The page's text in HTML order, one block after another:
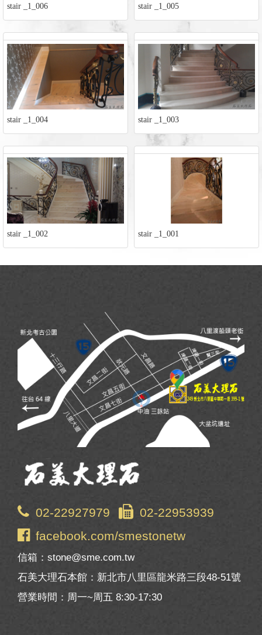
stair _1_006 stair _1_005
stair _1_004 stair _1_003
stair _1_002 stair _1_001
02-22927979
02-22953939
facebook.com/smestonetw
信箱：stone@sme.com.tw
石美大理石本館：新北市八里區龍米路三段48-51號
營業時間：周一~周五 8:30-17:30